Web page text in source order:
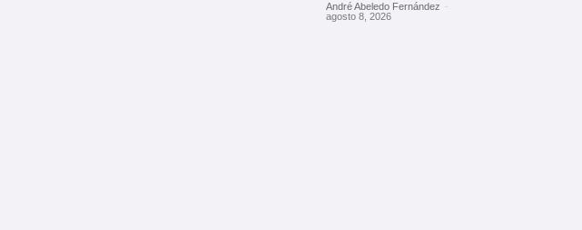
André Abeledo Fernández -
agosto 8, 2026